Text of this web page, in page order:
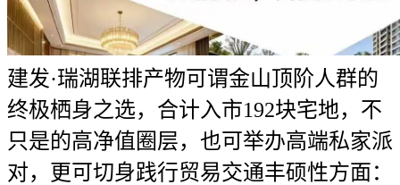
建发·瑞湖联排产物可谓金山顶阶人群的
终极栖身之选，合计入市192块宅地，不
只是的高净值圈层，也可举办高端私家派
对，更可切身践行贸易交通丰硕性方面：